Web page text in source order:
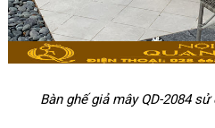
Bàn ghế giả mây QD-2084